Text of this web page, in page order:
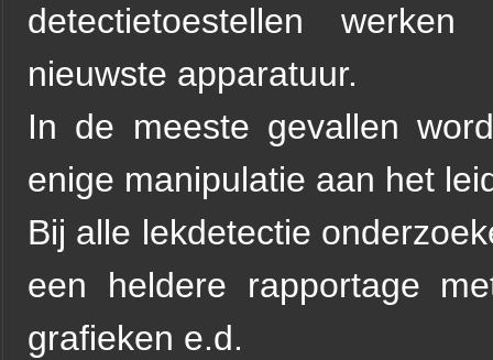
detectietoestellen
nieuwste apparatuur.
In de meeste gevallen
enige manipulatie aan het
Bij alle lekdetectie
een heldere rapportage
grafieken e.d.